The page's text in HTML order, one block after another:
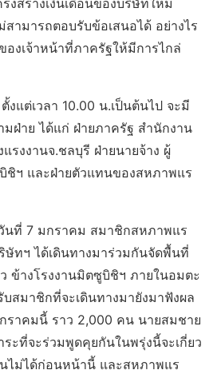
งสร้างเงินเดือนของบริษัทใหม่
ามารถตอบรับข้อเสนอได้ อย่างไร
องเจ้าหน้าที่ภาครัฐให้มีการไกล่
แต่เวลา 10.00 น.เป็นต้นไป จะมี
ฝ่าย ได้แก่ ฝ่ายภาครัฐ สำนักงาน
รงงานจ.ชลบุรี ฝ่ายนายจ้าง ผู้
ชิฯ และฝ่ายตัวแทนของสหภาพแร
นที่ 7 มกราคม สมาชิกสหภาพแร
ษัทฯ ได้เดินทางมาร่วมกันจัดพื้นที่
ข้างโรงงานมิตซูบิชิฯ ภายในอมตะ
สมาชิกที่จะเดินทางมายังมาฟังผล
ราคมนี้ ราว 2,000 คน นายสมชาย
ะที่จะร่วมพูดคุยกันในพรุ่งนี้จะเกี่ยว
ไม่ได้ก่อนหน้านี้ และสหภาพแร